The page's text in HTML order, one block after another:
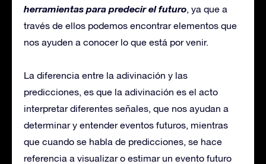
herramientas para predecir el futuro, ya que a
través de ellos podemos encontrar elementos que
nos ayuden a conocer lo que está por venir.
La diferencia entre la adivinación y las
predicciones, es que la adivinación es el acto
interpretar diferentes señales, que nos ayudan a
determinar y entender eventos futuros, mientras
que cuando se habla de predicciones, se hace
referencia a visualizar o estimar un evento futuro